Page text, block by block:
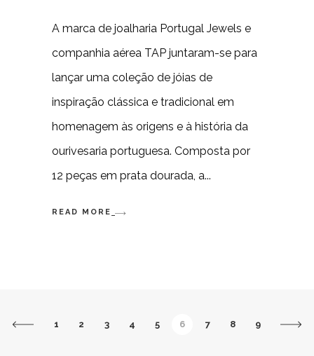
A marca de joalharia Portugal Jewels e
companhia aérea TAP juntaram-se para
lançar uma coleção de jóias de
inspiração clássica e tradicional em
homenagem às origens e à história da
ourivesaria portuguesa. Composta por
12 peças em prata dourada, a
READ MORE
1 2 3 4 5 6 7 8 9